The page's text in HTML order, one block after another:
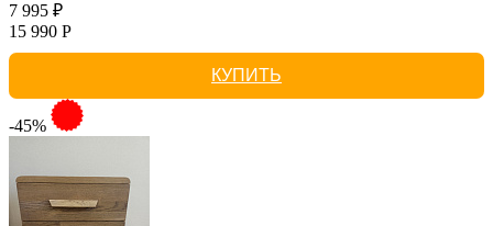
7 995 ₽
15 990 Р
КУПИТЬ
-45%